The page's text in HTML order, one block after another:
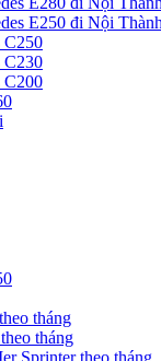
E250 đi Nội
C250
C230
C200
tháng
tháng